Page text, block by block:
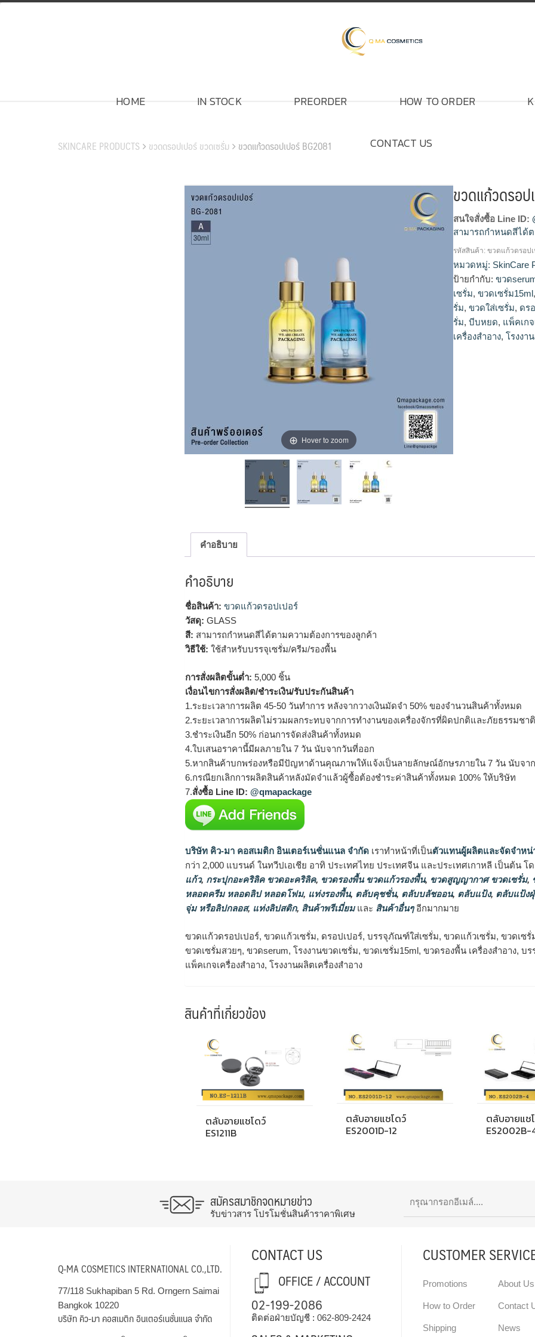
Skip
HOME IN STOCK PREORDER HOW TO ORDER
CONTACT US
SKINCARE PRODUCTS ขวดดรอปเปอร์ ขวดเซรั่ม ขวดแก้วดรอปเปอร์ BG2081
Hover to zoom
ขวดแก้วดรอป
สนใจสั่งซื้อ Line ID:
สามารถกำหนดสีได้
ขวดแก้วดรอปเปอร์
ขวดแก้วเซรั่ม, ขวด
หยด, ขวดเซรั่มสวยๆ
ขวดรองพื้น เครื่องส
สำอาง, โรงงานแพ็ค
รหัสสินค้า:ขวดแก้วดรอปเ
หมวดหมู่: SkinCare
ป้ายกำกับ:ขวด
เซรั่ม,ขวดเซรั่ม15ml
รั่ม,ขวดใส่เซรั่ม, ดร
รั่ม,บีบหยด, แพ็คเก
เครื่องสำอาง,โรงงา
คำอธิบาย
คำอธิบาย
ชื่อสินค้า: ขวดแก้วดรอปเปอร์
วัสดุ: GLASS
สี: สามารถกำหนดสีได้ตามความต้องการของลูกค้า
วิธีใช้: ใช้สำหรับบรรจุเซรั่ม/ครีม/รองพื้น
การสั่งผลิตขั้นต่ำ: 5,000 ชิ้น
เงื่อนไขการสั่งผลิต/ชำระเงิน/รับประกันสินค้า
1.ระยะเวลาการผลิต 45-50 วันทำการ หลังจากวางเงินมัดจำ 50% ของจำนวนสินค้าทั้งหมด
2.ระยะเวลาการผลิตไม่รวมผลกระทบจากการทำงานของเครื่องจักรที่ผิดปกติและภัยธรรมชาติ
3.ชำระเงินอีก 50% ก่อนการจัดส่งสินค้าทั้งหมด
4.ใบเสนอราคานี้มีผลภายใน 7 วัน นับจากวันที่ออก
5.หากสินค้าบกพร่องหรือมีปัญหาด้านคุณภาพให้แจ้งเป็นลายลักษณ์อักษรภายใน 7 วัน นับจา
6.กรณียกเลิกการผลิตสินค้าหลังมัดจำแล้วผู้ซื้อต้องชำระค่าสินค้าทั้งหมด 100% ให้บริษัท
7.สั่งซื้อ Line ID: @qmapackage
บริษัท คิว-มา คอสเมติก อินเตอร์เนชั่นแนล จำกัด เราทำหน้าที่เป็นตัวแทนผู้ผลิตและจัดจำห
กว่า 2,000 แบรนด์ ในทวีปเอเชีย อาทิ ประเทศไทย ประเทศจีน และประเทศเกาหลี เป็นต้น
แก้ว, กระปุกอะคริลิค ขวดอะคริลิค, ขวดรองพื้น ขวดแก้วรองพื้น, ขวดสูญญากาศ ขวดเซรั่ม,
หลอดครีม หลอดลิป หลอดโฟม, แท่งรองพื้น, ตลับคุชชั่น, ตลับบลัชออน, ตลับแป้ง, ตลับแป้ง
จุ่ม หรือลิปกลอส, แท่งลิปสติก, สินค้าพรีเมี่ยมและ สินค้าอื่นๆอีกมากมาย
ขวดแก้วดรอปเปอร์, ขวดแก้วเซรั่ม, ดรอปเปอร์, บรรจุภัณฑ์ใส่เซรั่ม, ขวดแก้วเซรั่ม, ขวดเซ
ขวดเซรั่มสวยๆ, ขวดserum, โรงงานขวดเซรั่ม, ขวดเซรั่ม15ml, ขวดรองพื้น เครื่องสำอาง, บ
แพ็คเกจเครื่องสำอาง, โรงงานผลิตเครื่องสำอาง
สินค้าที่เกี่ยวข้อง
ตลับอายแชโดว์
ES1211B
ตลับอายแชโดว์
ES2001D-12
ตลับอายแช
ES2002B-
สมัครสมาชิกจดหมายข่าว
รับข่าวสาร โปรโมชั่นสินค้าราคาพิเศษ
Q-MA COSMETICS INTERNATIONAL CO.,LTD.
77/118 Sukhapiban 5 Rd. Orngern Saimai
Bangkok 10220
บริษัท คิว-มา คอสเมติก อินเตอร์เนชั่นแนล จำกัด
CONTACT US
OFFICE / ACCOUNT
02-199-2086
ติดต่อฝ่ายบัญชี : 062-809-2424
CUSTOMER
Promotions
How to Order
Shipping
About Us
Contact
News